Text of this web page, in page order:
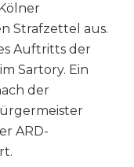
Strafzettel aus.
Auftritts der
Sartory. Ein
der
ARD-